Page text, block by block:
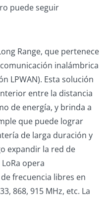
puede seguir
Range, que pertenece
inalámbrica
LPWAN). Esta solución
entre la distancia
de energía, y brinda a
que puede lograr
de larga duración y
expandir la red de
opera
frecuencia libres en
868, 915 MHz, etc. La